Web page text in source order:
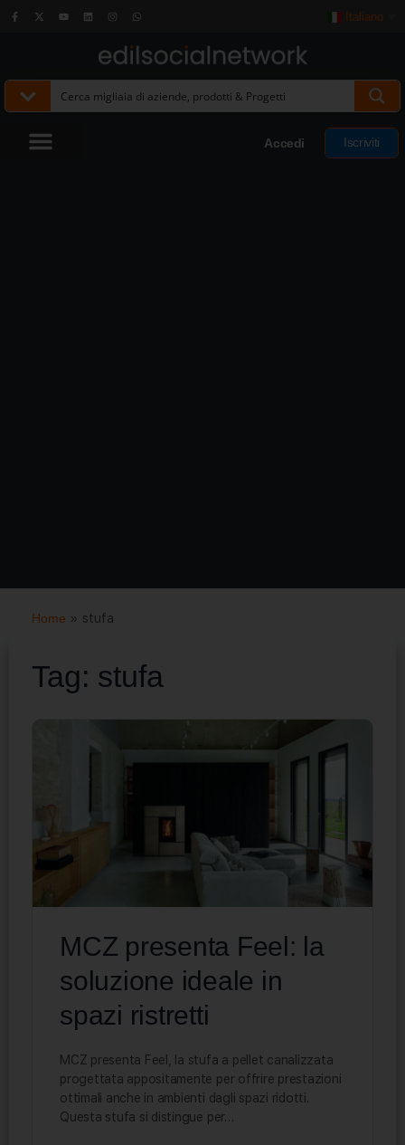
Italiano
Accedi Iscriviti
Home » stufa
Tag: stufa
MCZ presenta Feel: la
soluzione ideale in
spazi ristretti
MCZ presenta Feel, la stufa a pellet canalizzata
progettata appositamente per offrire prestazioni
ottimali anche in ambienti dagli spazi ridotti.
Questa stufa si distingue per…